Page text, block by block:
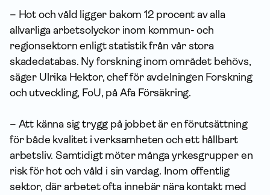
– Hot och våld ligger bakom 12 procent av alla
allvarliga arbetsolyckor inom kommun- och
regionsektorn enligt statistik från vår stora
skadedatabas. Ny forskning inom området behövs,
säger Ulrika Hektor, chef för avdelningen Forskning
och utveckling, FoU, på Afa Försäkring.
– Att känna sig trygg på jobbet är en förutsättning
för både kvalitet i verksamheten och ett hållbart
arbetsliv. Samtidigt möter många yrkesgrupper en
risk för hot och våld i sin vardag. Inom offentlig
sektor, där arbetet ofta innebär nära kontakt med